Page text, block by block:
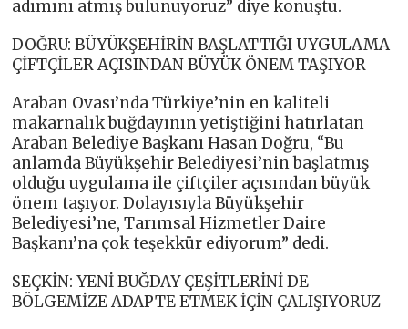
adımını atmış bulunuyoruz” diye konuştu.
DOĞRU: BÜYÜKŞEHİRİN BAŞLATTIĞI UYGULAMA
ÇİFTÇİLER AÇISINDAN BÜYÜK ÖNEM TAŞIYOR
Araban Ovası’nda Türkiye’nin en kaliteli
makarnalık buğdayının yetiştiğini hatırlatan
Araban Belediye Başkanı Hasan Doğru, “Bu
anlamda Büyükşehir Belediyesi’nin başlatmış
olduğu uygulama ile çiftçiler açısından büyük
önem taşıyor. Dolayısıyla Büyükşehir
Belediyesi’ne, Tarımsal Hizmetler Daire
Başkanı’na çok teşekkür ediyorum” dedi.
SEÇKİN: YENİ BUĞDAY ÇEŞİTLERİNİ DE
BÖLGEMİZE ADAPTE ETMEK İÇİN ÇALIŞIYORUZ